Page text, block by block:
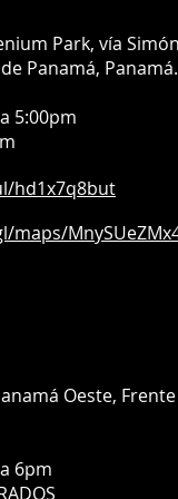
Park, vía
Panamá.
5:00pm
hd1x7q8but
Oeste, Frente
6pm